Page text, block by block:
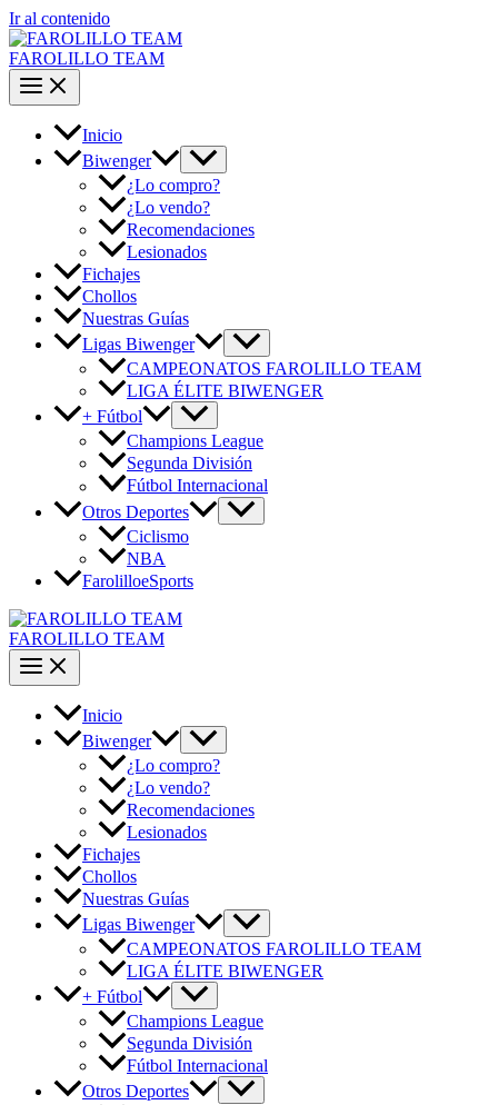
Ir al contenido
FAROLILLO TEAM
Inicio
Biwenger
¿Lo compro?
¿Lo vendo?
Recomendaciones
Lesionados
Fichajes
Chollos
Nuestras Guías
Ligas Biwenger
CAMPEONATOS FAROLILLO TEAM
LIGA ÉLITE BIWENGER
+ Fútbol
Champions League
Segunda División
Fútbol Internacional
Otros Deportes
Ciclismo
NBA
FarolilloeSports
FAROLILLO TEAM
Inicio
Biwenger
¿Lo compro?
¿Lo vendo?
Recomendaciones
Lesionados
Fichajes
Chollos
Nuestras Guías
Ligas Biwenger
CAMPEONATOS FAROLILLO TEAM
LIGA ÉLITE BIWENGER
+ Fútbol
Champions League
Segunda División
Fútbol Internacional
Otros Deportes